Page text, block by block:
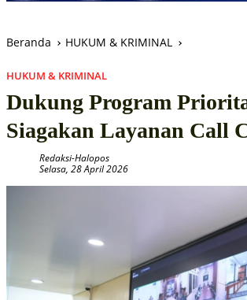
Beranda HUKUM & KRIMINAL
HUKUM & KRIMINAL
Dukung Program
Siagakan Layanan Call
Redaksi-Halopos
Selasa, 28 April 2026